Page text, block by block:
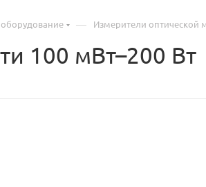
— Измерители оптической
100 мВт–200 Вт